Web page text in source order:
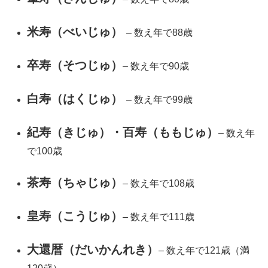
米寿（べいじゅ）– 数え年で88歳
卒寿（そつじゅ）– 数え年で90歳
白寿（はくじゅ）– 数え年で99歳
紀寿（きじゅ）・百寿（ももじゅ）– 数え年
で100歳
茶寿（ちゃじゅ）– 数え年で108歳
皇寿（こうじゅ）– 数え年で111歳
大還暦（だいかんれき）– 数え年で121歳（満